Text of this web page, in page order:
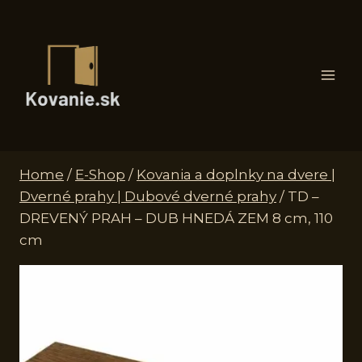
Home / E-Shop / Kovania a doplnky na dvere |
Dverné prahy | Dubové dverné prahy / TD –
DREVENÝ PRAH – DUB HNEDÁ ZEM 8 cm, 110
cm